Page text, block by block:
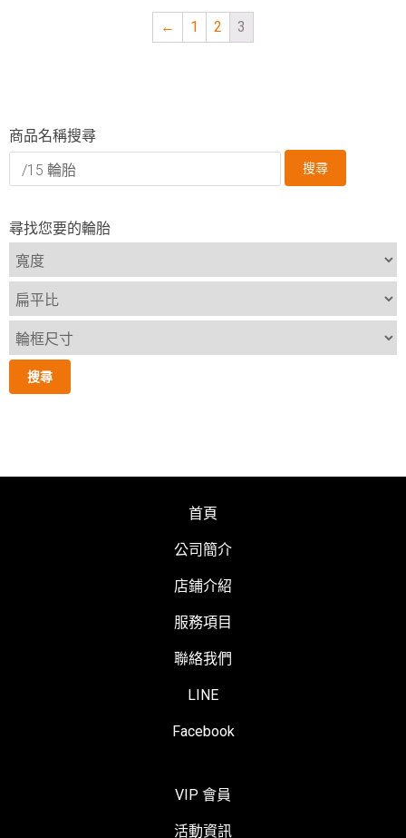
← 1 2 3
商品名稱搜尋
搜尋
尋找您要的輪胎
首頁
公司簡介
店鋪介紹
服務項目
聯絡我們
LINE
Facebook
VIP 會員
活動資訊